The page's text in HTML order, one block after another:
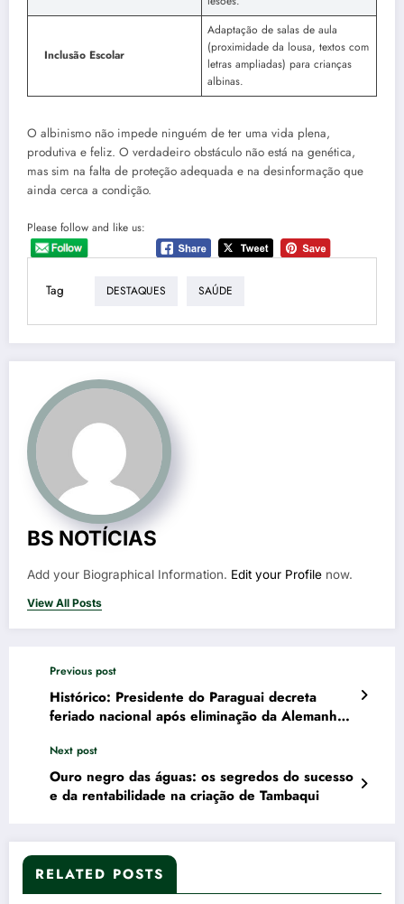
Inclusão Escolar
Adaptação de salas de aula
(proximidade da lousa, textos com
letras ampliadas) para crianças
albinas.
O albinismo não impede ninguém de ter uma vida plena,
produtiva e feliz. O verdadeiro obstáculo não está na genética,
mas sim na falta de proteção adequada e na desinformação que
ainda cerca a condição.
Please follow and like us:
Tag DESTAQUES SAÚDE
BS NOTÍCIAS
Add your Biographical Information. Edit your Profile now.
View All Posts
Previous post
Histórico: Presidente do Paraguai decreta
feriado nacional após eliminação da Alemanha
Next post
Ouro negro das águas: os segredos do sucesso
e da rentabilidade na criação de Tambaqui
RELATED POSTS